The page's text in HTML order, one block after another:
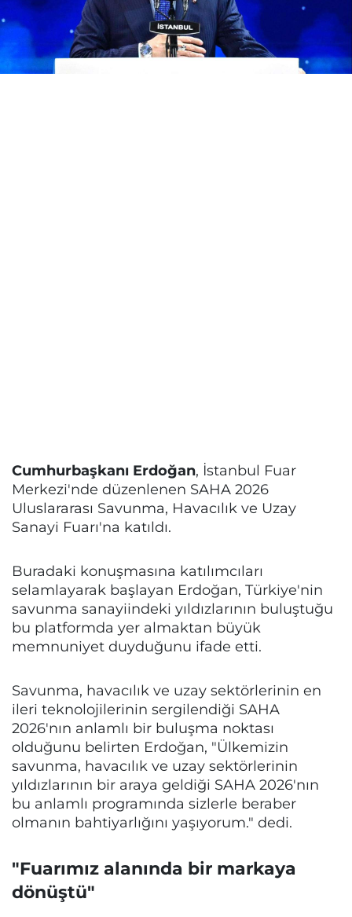
Cumhurbaşkanı Erdoğan, İstanbul Fuar
Merkezi'nde düzenlenen SAHA 2026
Uluslararası Savunma, Havacılık ve Uzay
Sanayi Fuarı'na katıldı.
Buradaki konuşmasına katılımcıları
selamlayarak başlayan Erdoğan, Türkiye'nin
savunma sanayiindeki yıldızlarının buluştuğu
bu platformda yer almaktan büyük
memnuniyet duyduğunu ifade etti.
Savunma, havacılık ve uzay sektörlerinin en
ileri teknolojilerinin sergilendiği SAHA
2026'nın anlamlı bir buluşma noktası
olduğunu belirten Erdoğan, "Ülkemizin
savunma, havacılık ve uzay sektörlerinin
yıldızlarının bir araya geldiği SAHA 2026'nın
bu anlamlı programında sizlerle beraber
olmanın bahtiyarlığını yaşıyorum." dedi.
"Fuarımız alanında bir markaya
dönüştü"